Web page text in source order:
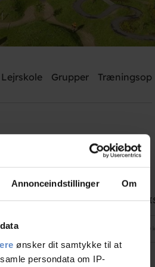
Annonceindstillinger Om
ønsker dit samtykke til at
persondata om IP-
9915 - Tast 2
Lejrskole Grupper
priser
FRA PRIS TIL
995,00